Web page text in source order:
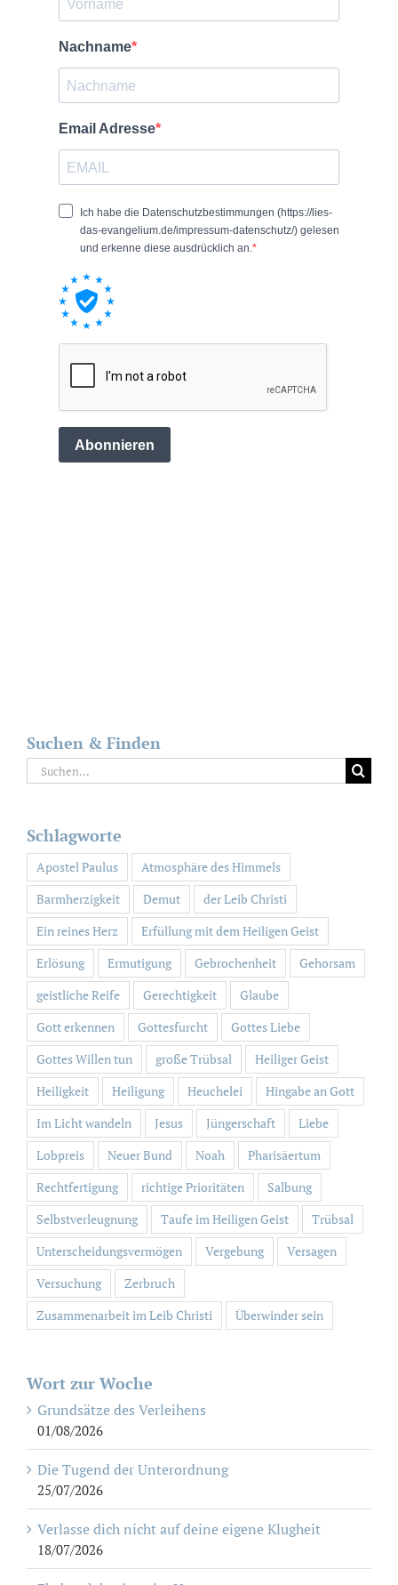
Suchen & Finden
Suche
nach:
Schlagworte
Apostel Paulus
Atmosphäre des Himmels
Barmherzigkeit
Demut
der Leib Christi
Ein reines Herz
Erfüllung mit dem Heiligen Geist
Erlösung
Ermutigung Gebrochenheit
Gehorsam
geistliche Reife
Gerechtigkeit
Glaube
Gott erkennen
Gottesfurcht
Gottes Liebe
Gottes Willen tun
große Trübsal
Heiliger Geist
Heiligkeit
Heiligung Heuchelei
Hingabe an Gott
Im Licht wandeln
Jesus Jüngerschaft
Liebe
Lobpreis
Neuer Bund Noah
Pharisäertum
Rechtfertigung
richtige Prioritäten
Salbung
Selbstverleugnung
Taufe im Heiligen Geist
Trübsal
Unterscheidungsvermögen
Vergebung
Versagen
Versuchung
Zerbruch
Zusammenarbeit im Leib Christi
Überwinder sein
Wort zur Woche
Grundsätze des Verleihens
01/08/2026
Die Tugend der Unterordnung
25/07/2026
Verlasse dich nicht auf deine eigene Klugheit
18/07/2026